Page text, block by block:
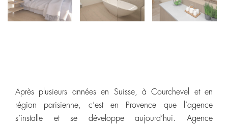
Après plusieurs années en Suisse, à Courchevel et en
région parisienne, c’est en Provence que l’agence
s’installe et se développe aujourd’hui. Agence